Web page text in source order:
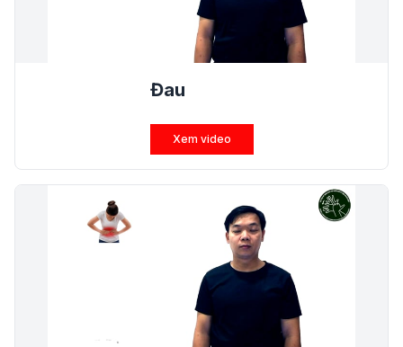
Đau
Xem video